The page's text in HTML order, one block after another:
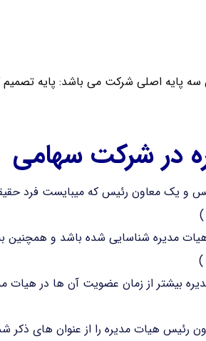
پایه اصلی شرکت می باشد: پایه تصمیم
در شرکت سهامی
و یک معاون رئیس که میبایست فرد
مدیره شناسایی شده باشد و همچنین